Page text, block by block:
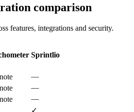
comparison
features, integrations and security.
Sprintlio
note
—
note
—
note
—
✓